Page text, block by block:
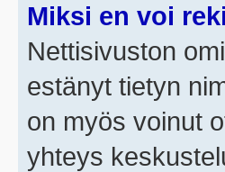
Miksi en voi
Nettisivuston
estänyt tietyn
on myös voinut
yhteys